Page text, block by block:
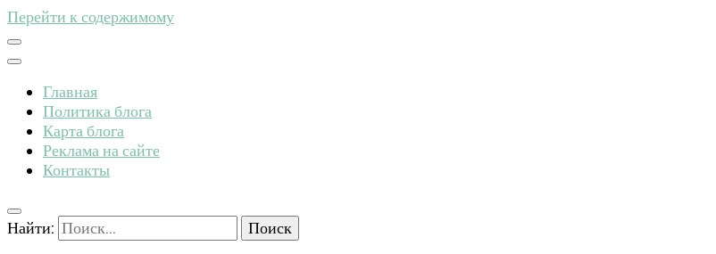
Перейти к содержимому
Главная
Политика блога
Карта блога
Реклама на сайте
Контакты
Найти: